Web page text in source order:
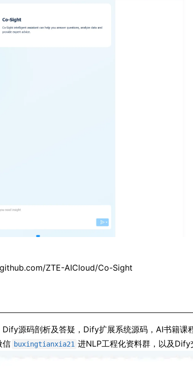
ZTE-AICloud/Co-Sight
Dify源码剖析及答疑，Dify扩展系统源码，AI书籍课
信 buxingtianxia21 进NLP工程化资料群，以及Dify